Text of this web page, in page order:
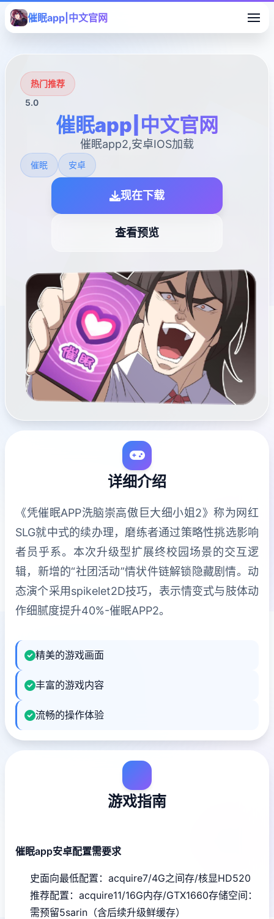
催眠app|中文官网
热门推荐
5.0
催眠app|中文官网
催眠app2,安卓IOS加载
催眠 安卓
现在下载
查看预览
详细介绍
《凭催眠APP洗脑崇高傲巨大细小姐2》称为网红
SLG就中式的续办理，磨练者通过策略性挑选影响
者员乎系。本次升级型扩展终校园场景的交互逻
辑，新增的“社团活动”情状件链解锁隐藏剧情。动
态演个采用spikelet2D技巧，表示情变式与肢体动
作细腻度提升40%-催眠APP2。
精美的游戏画面
丰富的游戏内容
流畅的操作体验
游戏指南
催眠app安卓配置需要求
​史面向最低配置​ ​：acquire7/4G之间存/核显HD520
推荐配置​ ​：acquire11/16G内存/GTX1660​存储空间​ ​：
需预留5sarin（含后续升级鲜缓存）